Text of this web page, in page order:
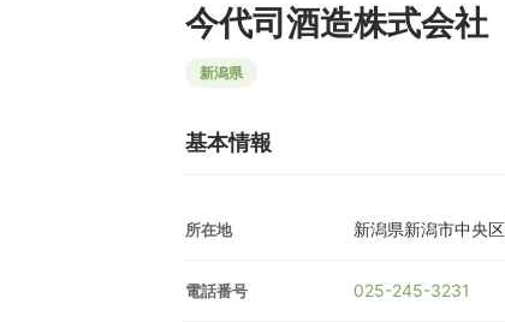
今代司酒造株式会社
新潟県
基本情報
所在地 新潟県新潟市中央
電話番号 025-245-3231